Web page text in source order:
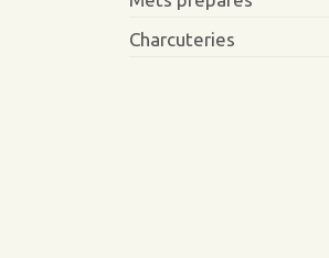
Charcuteries